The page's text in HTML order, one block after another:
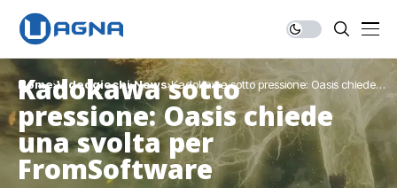
Home Videogiochi News Kadokawa sotto pressione: Oasis chiede
una svolta per FromSoftware
Kadokawa sotto
pressione: Oasis chiede
una svolta per
FromSoftware